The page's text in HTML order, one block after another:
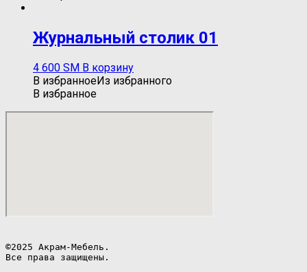
Журнальный столик 01
4 600 ЅМ В корзину
В избранноеИз избранного
В избранное
©2025 Акрам-Мебель.
Все права защищены.